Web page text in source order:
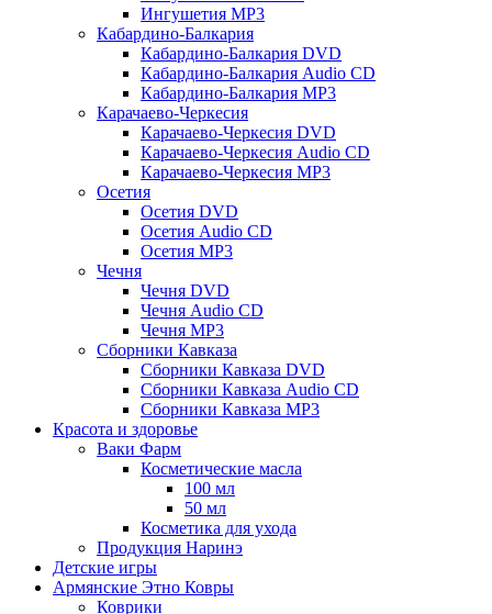
Ингушетия MP3
Кабардино-Балкария
Кабардино-Балкария DVD
Кабардино-Балкария Audio CD
Кабардино-Балкария MP3
Карачаево-Черкесия
Карачаево-Черкесия DVD
Карачаево-Черкесия Audio CD
Карачаево-Черкесия MP3
Осетия
Осетия DVD
Осетия Audio CD
Осетия MP3
Чечня
Чечня DVD
Чечня Audio CD
Чечня MP3
Сборники Кавказа
Сборники Кавказа DVD
Сборники Кавказа Audio CD
Сборники Кавказа MP3
Красота и здоровье
Ваки Фарм
Косметические масла
100 мл
50 мл
Косметика для ухода
Продукция Наринэ
Детские игры
Армянские Этно Ковры
Коврики